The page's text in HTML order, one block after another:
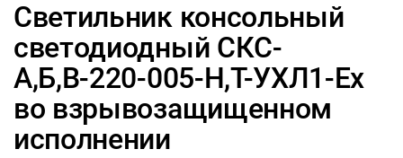
Светильник консольный
светодиодный СКС-
А,Б,В-220-005-Н,Т-УХЛ1-Ex
во взрывозащищенном
исполнении